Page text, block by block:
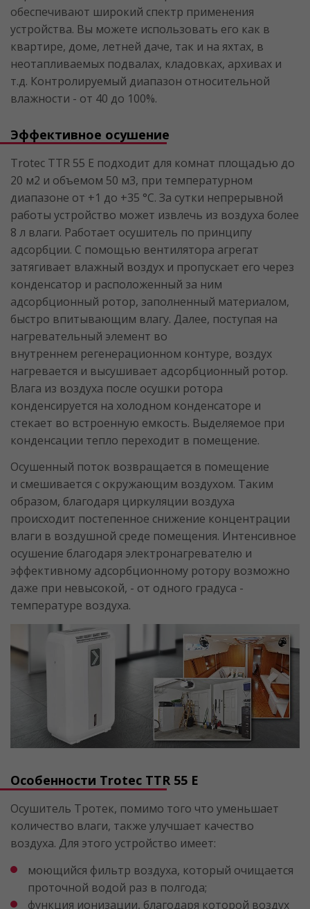
обеспечивают широкий спектр применения
устройства. Вы можете использовать его как в
квартире, доме, летней даче, так и на яхтах, в
неотапливаемых подвалах, кладовках, архивах и
т.д. Контролируемый диапазон относительной
влажности - от 40 до 100%.
Эффективное осушение
Trotec TTR 55 E подходит для комнат площадью до
20 м2 и объемом 50 м3, при температурном
диапазоне от +1 до +35 °C. За сутки непрерывной
работы устройство может извлечь из воздуха более
8 л влаги. Работает осушитель по принципу
адсорбции. С помощью вентилятора агрегат
затягивает влажный воздух и пропускает его через
конденсатор и расположенный за ним
адсорбционный ротор, заполненный материалом,
быстро впитывающим влагу. Далее, поступая на
нагревательный элемент во
внутреннем регенерационном контуре, воздух
нагревается и высушивает адсорбционный ротор.
Влага из воздуха после осушки ротора
конденсируется на холодном конденсаторе и
стекает во встроенную емкость. Выделяемое при
конденсации тепло переходит в помещение.
Осушенный поток возвращается в помещение
и смешивается с окружающим воздухом. Таким
образом, благодаря циркуляции воздуха
происходит постепенное снижение концентрации
влаги в воздушной среде помещения. Интенсивное
осушение благодаря электронагревателю и
эффективному адсорбционному ротору возможно
даже при невысокой, - от одного градуса -
температуре воздуха.
Особенности Trotec TTR 55 E
Осушитель Тротек, помимо того что уменьшает
количество влаги, также улучшает качество
воздуха. Для этого устройство имеет:
моющийся фильтр воздуха, который очищается
проточной водой раз в полгода;
функция ионизации, благодаря которой воздух